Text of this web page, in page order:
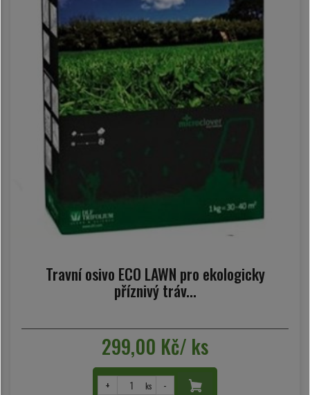
Travní osivo ECO LAWN pro ekologicky
příznivý tráv...
299,00 Kč/ ks
+ ks -